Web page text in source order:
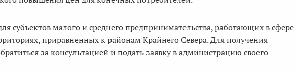
субъектов малого и среднего предпринимательства, работающих в сфере
приравненных к районам Крайнего Севера. Для получения
за консультацией и подать заявку в администрацию своего